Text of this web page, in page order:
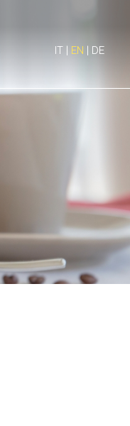
IT | EN | DE